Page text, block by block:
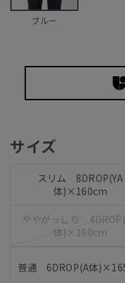
ブルー
サイズ
スリム 8DROP(YA
体)×160cm
ややがっしり
体)×160cm
普通 6DROP(A体